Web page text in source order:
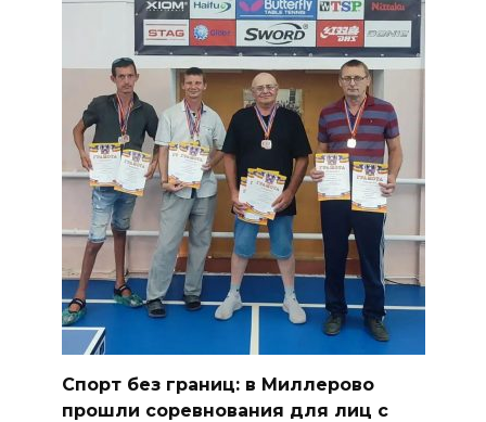
Спорт без границ: в Миллерово
прошли соревнования для лиц с